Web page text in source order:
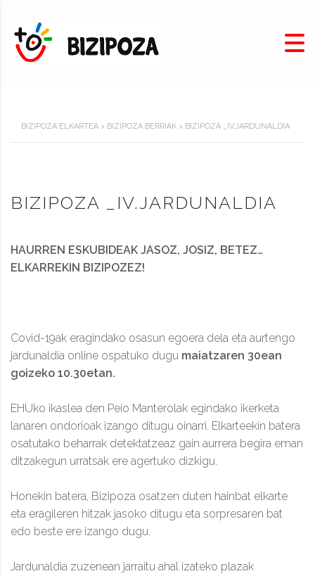
BIZIPOZA ELKARTEA > BIZIPOZA BERRIAK > BIZIPOZA _IV.JARDUNALDIA
BIZIPOZA _IV.JARDUNALDIA
HAURREN ESKUBIDEAK JASOZ, JOSIZ, BETEZ…
ELKARREKIN BIZIPOZEZ!
Covid-19ak eragindako osasun egoera dela eta aurtengo
jardunaldia online ospatuko dugu maiatzaren 30ean
goizeko 10.30etan.
EHUko ikaslea den Peio Manterolak egindako ikerketa
lanaren ondorioak izango ditugu oinarri. Elkarteekin batera
osatutako beharrak detektatzeaz gain aurrera begira eman
ditzakegun urratsak ere agertuko dizkigu.
Honekin batera, Bizipoza osatzen duten hainbat elkarte
eta eragileren hitzak jasoko ditugu eta sorpresaren bat
edo beste ere izango dugu.
Jardunaldia zuzenean jarraitu ahal izateko plazak